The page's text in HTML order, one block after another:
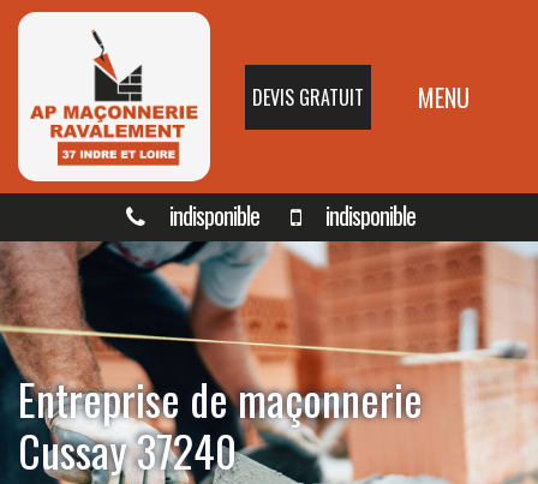
DEVIS GRATUIT MENU
indisponible indisponible
Entreprise de maçonnerie
Cussay 37240